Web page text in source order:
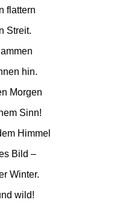
flattern
Streit.
hin.
Morgen
Sinn!
Himmel
Bild –
Winter.
wild!